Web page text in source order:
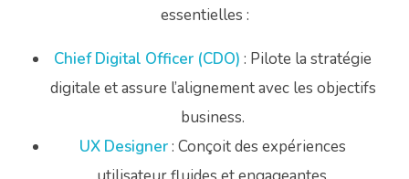
essentielles :
Chief Digital Officer (CDO) : Pilote la stratégie
digitale et assure l’alignement avec les objectifs
business.
UX Designer: Conçoit des expériences